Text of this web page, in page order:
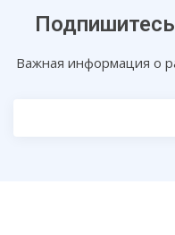
Важная информация о